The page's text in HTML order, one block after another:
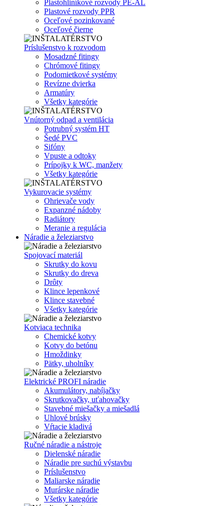
Plastohliníkové rozvody PE-AL
Plastové rozvody PPR
Oceľové pozinkované
Oceľové čierne
Príslušenstvo k rozvodom
Mosadzné fitingy
Chrómové fitingy
Podomietkové systémy
Revízne dvierka
Armatúry
Všetky kategórie
Vnútorný odpad a ventilácia
Potrubný systém HT
Šedé PVC
Sifóny
Vpuste a odtoky
Prípojky k WC, manžety
Všetky kategórie
Vykurovacie systémy
Ohrievače vody
Expanzné nádoby
Radiátory
Meranie a regulácia
Náradie a železiarstvo
Spojovací materiál
Skrutky do kovu
Skrutky do dreva
Drôty
Klince lepenkové
Klince stavebné
Všetky kategórie
Kotviaca technika
Chemické kotvy
Kotvy do betónu
Hmoždinky
Pätky, uholníky
Elektrické PROFI náradie
Akumulátory, nabíjačky
Skrutkovačky, uťahovačky
Stavebné miešačky a miešadlá
Uhlové brúsky
Vŕtacie kladivá
Ručné náradie a nástroje
Dielenské náradie
Náradie pre suchú výstavbu
Príslušenstvo
Maliarske náradie
Murárske náradie
Všetky kategórie